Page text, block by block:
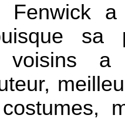
Fenwick
voisins a